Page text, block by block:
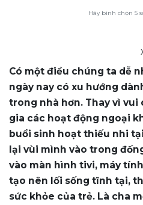
Hãy bình chọn 5
Có một điều chúng ta dễ
ngày nay có xu hướng
trong nhà hơn. Thay vì
gia các hoạt động ngoại
buổi sinh hoạt thiếu nhi
lại vùi mình vào trong
vào màn hình tivi, máy
tạo nên lối sống tĩnh tại,
sức khỏe của trẻ. Là cha